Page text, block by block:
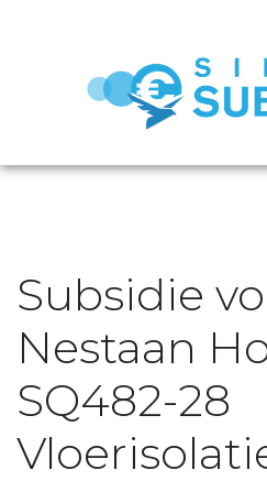
Subsidie
Nestaan
SQ482-28